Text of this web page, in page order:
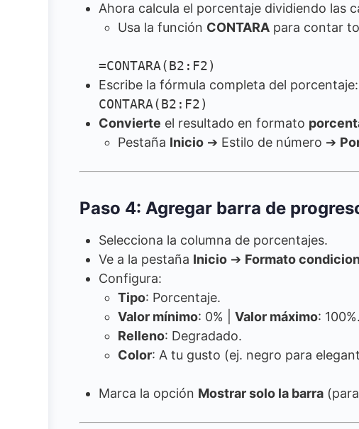
Ahora calcula el porcentaje dividiendo las
Usa la función CONTARA para contar
=CONTARA(B2:F2)
Escribe la fórmula completa del porcentaje:
CONTARA(B2:F2)
Convierte el resultado en formato
Pestaña Inicio ➔ Estilo de número ➔
Paso 4: Agregar barra de
Selecciona la columna de porcentajes.
Ve a la pestaña Inicio ➔ Formato
Configura:
Tipo: Porcentaje.
Valor mínimo: 0% | Valor máximo: 100%.
Relleno: Degradado.
Color: A tu gusto (ej. negro para
Marca la opción Mostrar solo la barra